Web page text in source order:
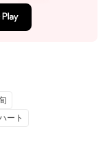
ート